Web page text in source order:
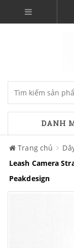
DANH
Trang chủ
Leash Camera
Peakdesign